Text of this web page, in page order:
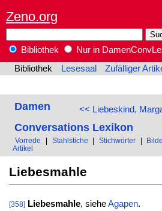
Zeno.org
Bibliothek
Nur in
Bibliothek
Lesesaal Zufälliger
<< Liebeskind,
Damen
Conversations Lexikon
Vorrede | Stahlstiche | Stichwörter |
Artikel
Liebesmahle
[358] Liebesmahle, sieheAgapen.